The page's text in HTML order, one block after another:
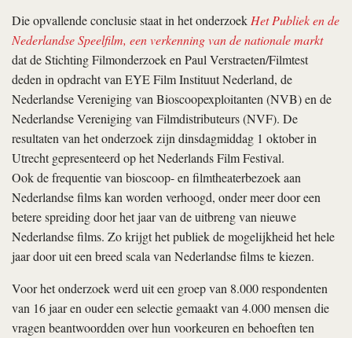
Die opvallende conclusie staat in het onderzoekHet Publiek en de
Nederlandse Speelfilm, een verkenning van de nationale markt
dat de Stichting Filmonderzoek en Paul Verstraeten/Filmtest
deden in opdracht van EYE Film Instituut Nederland, de
Nederlandse Vereniging van Bioscoopexploitanten (NVB) en de
Nederlandse Vereniging van Filmdistributeurs (NVF). De
resultaten van het onderzoek zijn dinsdagmiddag 1 oktober in
Utrecht gepresenteerd op het Nederlands Film Festival.
Ook de frequentie van bioscoop- en filmtheaterbezoek aan
Nederlandse films kan worden verhoogd, onder meer door een
betere spreiding door het jaar van de uitbreng van nieuwe
Nederlandse films. Zo krijgt het publiek de mogelijkheid het hele
jaar door uit een breed scala van Nederlandse films te kiezen.
Voor het onderzoek werd uit een groep van 8.000 respondenten
van 16 jaar en ouder een selectie gemaakt van 4.000 mensen die
vragen beantwoordden over hun voorkeuren en behoeften ten